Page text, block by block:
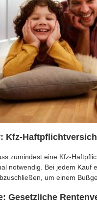
Kfz-
zumindest eine Kfz-
notwendig. Bei jedem Kauf
um einem
Gesetzliche